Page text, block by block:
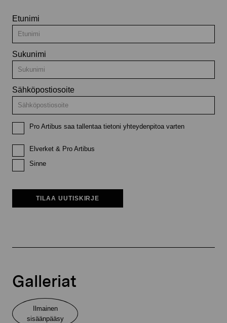
Etunimi
Sukunimi
Sähköpostiosoite
Pro Artibus saa tallentaa tietoni yhteydenpitoa varten
Elverket & Pro Artibus
Sinne
TILAA UUTISKIRJE
Galleriat
Ilmainen
sisäänpääsy